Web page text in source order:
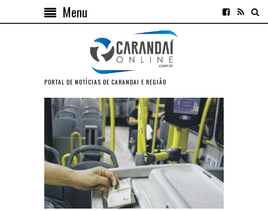
Menu
PORTAL DE NOTÍCIAS DE CARANDAI E REGIÃO